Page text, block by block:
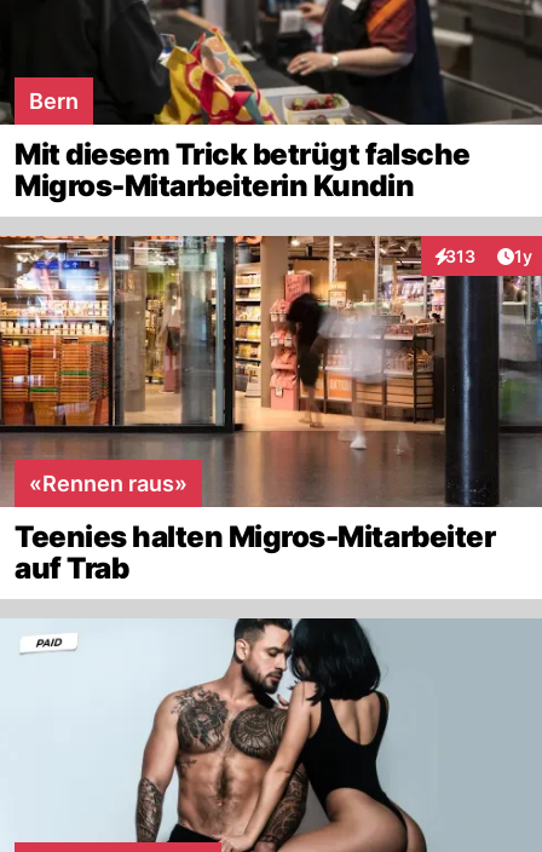
Bern
Mit diesem Trick betrügt falsche
Migros-Mitarbeiterin Kundin
313
Interaktionen
1y
«Rennen raus»
Teenies halten Migros-Mitarbeiter
auf Trab